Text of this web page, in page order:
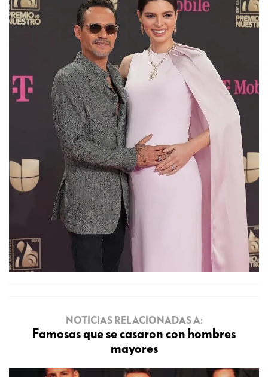
NOTICIAS RELACIONADAS A:
Famosas que se casaron con hombres
mayores